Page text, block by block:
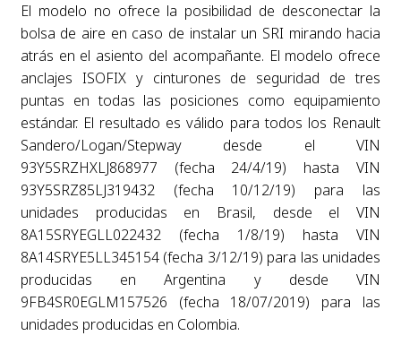
El modelo no ofrece la posibilidad de desconectar la
bolsa de aire en caso de instalar un SRI mirando hacia
atrás en el asiento del acompañante. El modelo ofrece
anclajes ISOFIX y cinturones de seguridad de tres
puntas en todas las posiciones como equipamiento
estándar. El resultado es válido para todos los Renault
Sandero/Logan/Stepway desde el VIN
93Y5SRZHXLJ868977 (fecha 24/4/19) hasta VIN
93Y5SRZ85LJ319432 (fecha 10/12/19) para las
unidades producidas en Brasil, desde el VIN
8A15SRYEGLL022432 (fecha 1/8/19) hasta VIN
8A14SRYE5LL345154 (fecha 3/12/19) para las unidades
producidas en Argentina y desde VIN
9FB4SR0EGLM157526 (fecha 18/07/2019) para las
unidades producidas en Colombia.